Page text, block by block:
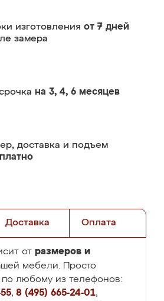
изготовления от 7 дней
замера
на 3, 4, 6 месяцев
доставка и подъем
Доставка Оплата
от размеров и
мебели. Просто
по любому из телефонов:
, 8 (495) 665-24-01,